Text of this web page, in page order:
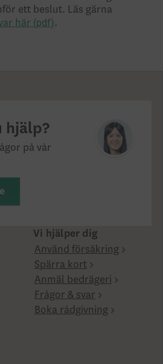
ett beslut. Läs gärna
här .
hjälp?
på vår
Vi hjälper dig
Använd försäkring
Spärra kort
Anmäl bedrägeri
Frågor & svar
Boka rådgivning